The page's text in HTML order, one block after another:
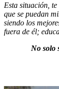
Esta situación,
que se puedan
siendo los
fuera de él;
No solo